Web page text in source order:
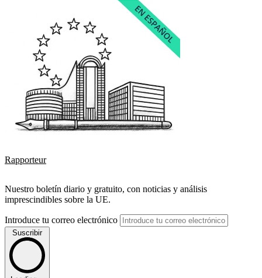
Rapporteur
Nuestro boletín diario y gratuito, con noticias y análisis
imprescindibles sobre la UE.
Introduce tu correo electrónico
Suscribir